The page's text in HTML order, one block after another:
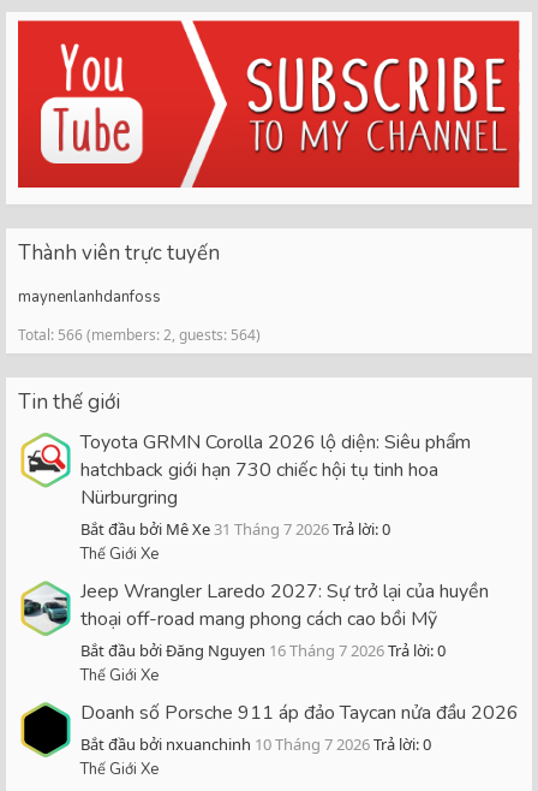
Thành viên trực tuyến
maynenlanhdanfoss
Total: 566 (members: 2, guests: 564)
Tin thế giới
Toyota GRMN Corolla 2026 lộ diện: Siêu phẩm
hatchback giới hạn 730 chiếc hội tụ tinh hoa
Nürburgring
Bắt đầu bởi Mê Xe31 Tháng 7 2026Trả lời: 0
Thế Giới Xe
Jeep Wrangler Laredo 2027: Sự trở lại của huyền
thoại off-road mang phong cách cao bồi Mỹ
Bắt đầu bởi Đăng Nguyen 16 Tháng 7 2026Trả lời: 0
Thế Giới Xe
Doanh số Porsche 911 áp đảo Taycan nửa đầu 2026
Bắt đầu bởi nxuanchinh 10 Tháng 7 2026Trả lời: 0
Thế Giới Xe